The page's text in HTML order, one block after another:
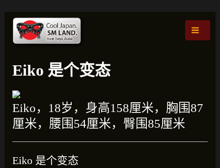
菜
Eiko 是个变态
Eiko，18岁，身高158厘米，胸围87
厘米，腰围54厘米，臀围85厘米
Eiko 是个变态